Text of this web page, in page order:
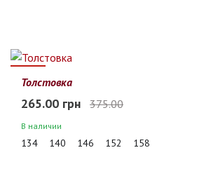
29%
Толстовка
265.00 грн 375.00
В наличии
134 140 146 152 158